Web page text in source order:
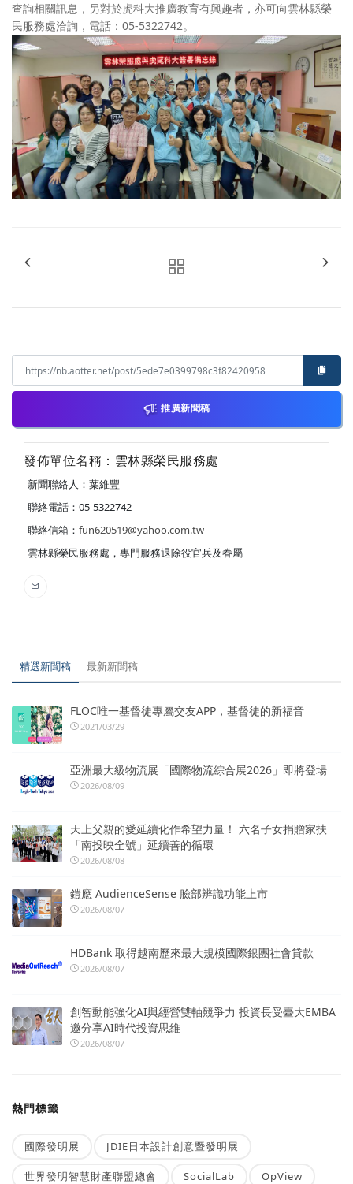
查詢相關訊息，另對於虎科大推廣教育有興趣者，亦可向雲林縣榮
民服務處洽詢，電話：05-5322742。
推廣新聞稿
發佈單位名稱：雲林縣榮民服務處
新聞聯絡人：葉維豐
聯絡電話：05-5322742
聯絡信箱： fun620519@yahoo.com.tw
雲林縣榮民服務處，專門服務退除役官兵及眷屬
精選新聞稿 最新新聞稿
FLOC唯一基督徒專屬交友APP，基督徒的新福音
2021/03/29
亞洲最大級物流展「國際物流綜合展2026」即將登場
2026/08/09
天上父親的愛延續化作希望力量！ 六名子女捐贈家扶
「南投映全號」延續善的循環
2026/08/08
鎧應 AudienceSense 臉部辨識功能上市
2026/08/07
HDBank 取得越南歷來最大規模國際銀團社會貸款
2026/08/07
創智動能強化AI與經營雙軸競爭力 投資長受臺大EMBA
邀分享AI時代投資思維
2026/08/07
熱門標籤
國際發明展 JDIE日本設計創意暨發明展
世界發明智慧財產聯盟總會 SocialLab OpView